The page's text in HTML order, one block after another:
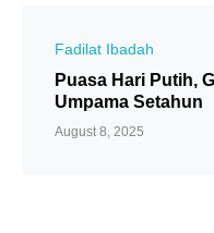
Fadilat Ibadah
Puasa Hari Putih,
Umpama Setahun
August 8, 2025